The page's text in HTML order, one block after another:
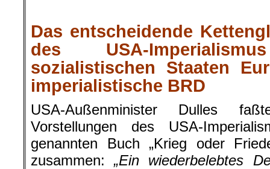
Das entscheidende
des USA-
sozialistischen Staaten
imperialistische BRD
USA-Außenminister Dulles
Vorstellungen des USA-
genannten Buch „Krieg oder
zusammen:„Ein wiederbelebtes